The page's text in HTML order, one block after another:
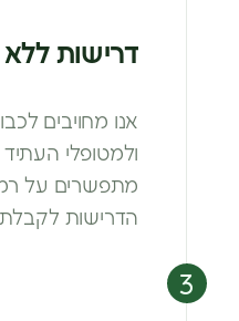
דרישות
אנו מחויבים
ולמטופלי העתיד
מתפשרים על
הדרישות